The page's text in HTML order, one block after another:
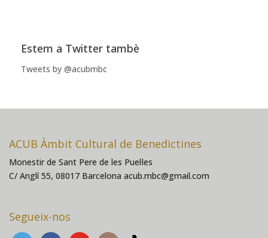
Estem a Twitter tambè
Tweets by @acubmbc
ACUB Àmbit Cultural de Benedictines
Monestir de Sant Pere de les Puel·les
C/ Anglí 55, 08017 Barcelona acub.mbc@gmail.com
Segueix-nos